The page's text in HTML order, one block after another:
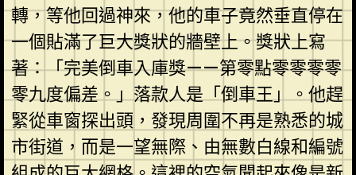
轉，等他回過神來，他的車子竟然垂直停在
一個貼滿了巨大獎狀的牆壁上。獎狀上寫
著：「完美倒車入庫獎——第零點零零零零
零九度偏差。」落款人是「倒車王」。他趕
緊從車窗探出頭，發現周圍不再是熟悉的城
市街道，而是一望無際、由無數白線和編號